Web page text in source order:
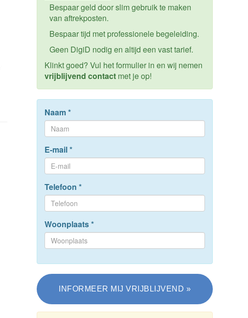
Bespaar geld door slim gebruik te maken
van aftrekposten.
Bespaar tijd met professionele begeleiding.
Geen DigiD nodig en altijd een vast tarief.
Klinkt goed? Vul het formulier in en wij nemen
vrijblijvend contact met je op!
Naam*
E-mail*
Telefoon *
Woonplaats*